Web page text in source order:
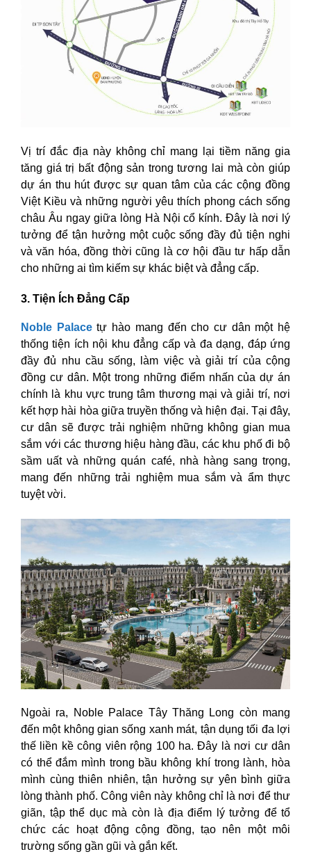
Vị trí đắc địa này không chỉ mang lại tiềm năng gia
tăng giá trị bất động sản trong tương lai mà còn giúp
dự án thu hút được sự quan tâm của các cộng đồng
Việt Kiều và những người yêu thích phong cách sống
châu Âu ngay giữa lòng Hà Nội cổ kính. Đây là nơi lý
tưởng để tận hưởng một cuộc sống đầy đủ tiện nghi
và văn hóa, đồng thời cũng là cơ hội đầu tư hấp dẫn
cho những ai tìm kiếm sự khác biệt và đẳng cấp.
3. Tiện Ích Đẳng Cấp
Noble Palacetự hào mang đến cho cư dân một hệ
thống tiện ích nội khu đẳng cấp và đa dạng, đáp ứng
đầy đủ nhu cầu sống, làm việc và giải trí của cộng
đồng cư dân. Một trong những điểm nhấn của dự án
chính là khu vực trung tâm thương mại và giải trí, nơi
kết hợp hài hòa giữa truyền thống và hiện đại. Tại đây,
cư dân sẽ được trải nghiệm những không gian mua
sắm với các thương hiệu hàng đầu, các khu phố đi bộ
sầm uất và những quán café, nhà hàng sang trọng,
mang đến những trải nghiệm mua sắm và ẩm thực
tuyệt vời.
Ngoài ra, Noble Palace Tây Thăng Long còn mang
đến một không gian sống xanh mát, tận dụng tối đa lợi
thế liền kề công viên rộng 100 ha. Đây là nơi cư dân
có thể đắm mình trong bầu không khí trong lành, hòa
mình cùng thiên nhiên, tận hưởng sự yên bình giữa
lòng thành phố. Công viên này không chỉ là nơi để thư
giãn, tập thể dục mà còn là địa điểm lý tưởng để tổ
chức các hoạt động cộng đồng, tạo nên một môi
trường sống gần gũi và gắn kết.